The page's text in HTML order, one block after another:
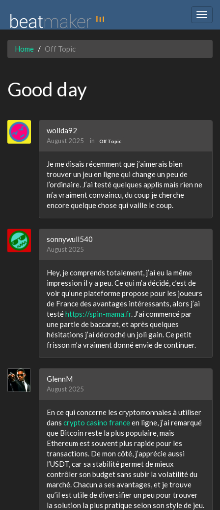
Home Off Topic
Good day
wollda92
August 2025 in Off Topic
Je me disais récemment que j’aimerais bien
trouver un jeu en ligne qui change un peu de
l’ordinaire. J’ai testé quelques applis mais rien ne
m’a vraiment convaincu, du coup je cherche
encore quelque chose qui vaille le coup.
sonnywull540
August 2025
Hey, je comprends totalement, j’ai eu la même
impression il y a peu. Ce qui m’a décidé, c’est de
voir qu’une plateforme propose pour les joueurs
de France des avantages intéressants, alors j’ai
testéhttps://spin-mama.fr. J’ai commencé par
une partie de baccarat, et après quelques
hésitations j’ai décroché un joli gain. Ce petit
frisson m’a vraiment donné envie de continuer.
GlennM
August 2025
En ce qui concerne les cryptomonnaies à utiliser
dans crypto casino franceen ligne, j’ai remarqué
que Bitcoin reste la plus populaire, mais
Ethereum est souvent plus rapide pour les
transactions. De mon côté, j’apprécie aussi
l’USDT, car sa stabilité permet de mieux
contrôler son budget sans subir la volatilité du
marché. Chacun a ses avantages, et je trouve
qu’il est utile de diversifier un peu pour trouver
la solution la plus pratique selon son style de jeu.